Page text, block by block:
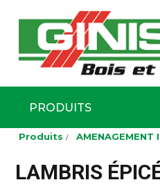
Aller
principal
PRODUITS
Produits AMENAGEMENT
LAMBRIS